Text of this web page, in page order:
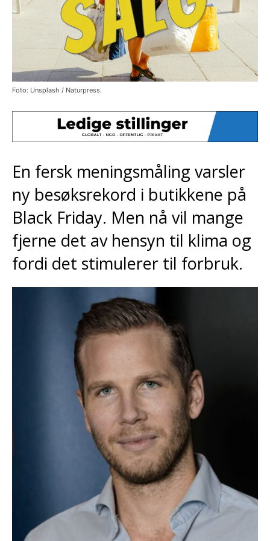
Foto: Unsplash / Naturpress.
En fersk meningsmåling varsler
ny besøksrekord i butikkene på
Black Friday. Men nå vil mange
fjerne det av hensyn til klima og
fordi det stimulerer til forbruk.